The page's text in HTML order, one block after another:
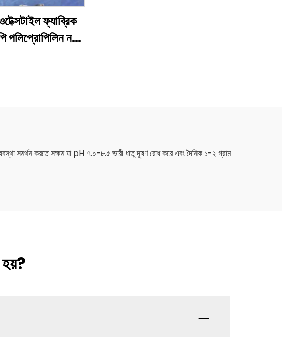
ফ্যাব্রিক
পলিপ্রোপিলিন নন
সমর্থন করতে সক্ষম যা pH ৭.০-৮.৫ ভারী ধাতু দূষণ রোধ করে এবং দৈনিক ১-২ গ্রাম
হয়?